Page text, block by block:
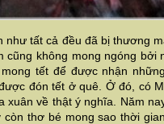
như tất cả đều đã bị thương
cũng không mong ngóng bởi
tết để được nhận
đón tết ở quê. Ở đó, có
xuân về thật ý nghĩa. Năm
thơ bé mong sao thời